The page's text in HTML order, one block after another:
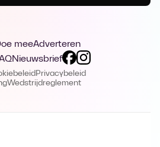
meeAdverteren
Nieuwsbrief
Privacybeleid
Wedstrijdreglement